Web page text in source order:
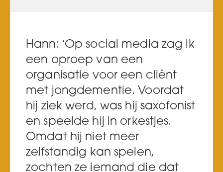
Hann: ‘Op social media zag ik
een oproep van een
organisatie voor een cliënt
met jongdementie. Voordat
hij ziek werd, was hij saxofonist
en speelde hij in orkestjes.
Omdat hij niet meer
zelfstandig kan spelen,
zochten ze iemand die dat